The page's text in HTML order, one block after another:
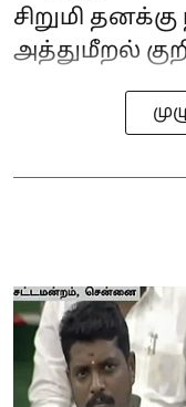
சிறுமி
அத்துமீறல்